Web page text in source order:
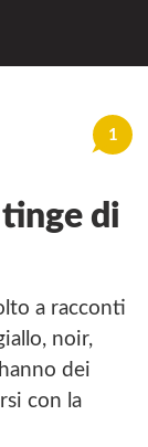
1
di
noir,
dei
con la